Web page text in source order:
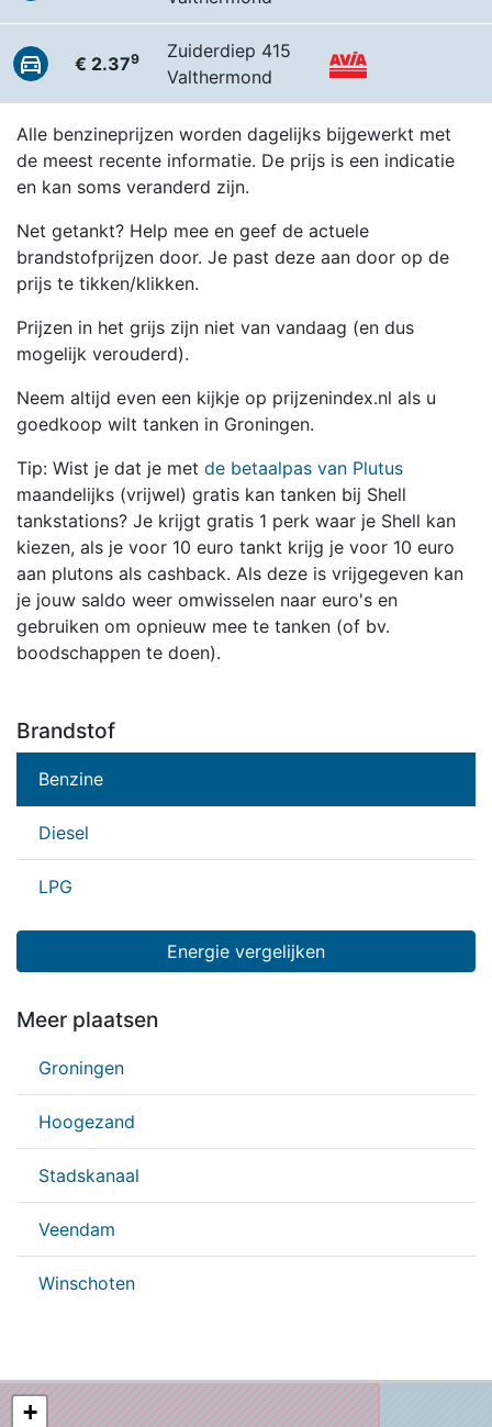
€ 2.379
Zuiderdiep 415
Valthermond
Alle benzineprijzen worden dagelijks bijgewerkt met
de meest recente informatie. De prijs is een indicatie
en kan soms veranderd zijn.
Net getankt? Help mee en geef de actuele
brandstofprijzen door. Je past deze aan door op de
prijs te tikken/klikken.
Prijzen in het grijs zijn niet van vandaag (en dus
mogelijk verouderd).
Neem altijd even een kijkje op prijzenindex.nl als u
goedkoop wilt tanken in Groningen.
Tip: Wist je dat je met de betaalpas van Plutus
maandelijks (vrijwel) gratis kan tanken bij Shell
tankstations? Je krijgt gratis 1 perk waar je Shell kan
kiezen, als je voor 10 euro tankt krijg je voor 10 euro
aan plutons als cashback. Als deze is vrijgegeven kan
je jouw saldo weer omwisselen naar euro's en
gebruiken om opnieuw mee te tanken (of bv.
boodschappen te doen).
Brandstof
Benzine
Diesel
LPG
Energie vergelijken
Meer plaatsen
Groningen
Hoogezand
Stadskanaal
Veendam
Winschoten
+